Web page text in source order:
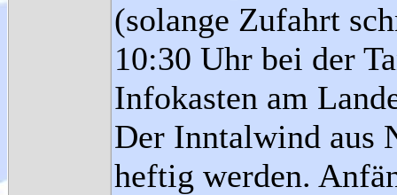
(solange Zufahrt
10:30 Uhr bei der
Infokasten am
Der Inntalwind aus
heftig werden.